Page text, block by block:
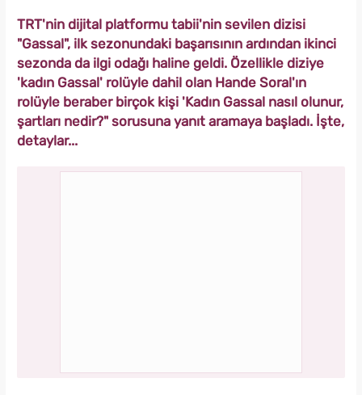
TRT'nin dijital platformu tabii'nin sevilen dizisi
"Gassal", ilk sezonundaki başarısının ardından ikinci
sezonda da ilgi odağı haline geldi. Özellikle diziye
'kadın Gassal' rolüyle dahil olan Hande Soral'ın
rolüyle beraber birçok kişi 'Kadın Gassal nasıl olunur,
şartları nedir?" sorusuna yanıt aramaya başladı. İşte,
detaylar...